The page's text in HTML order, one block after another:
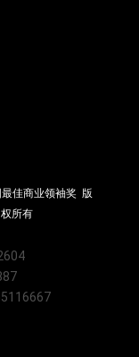
佳商业领袖奖 版
权所有